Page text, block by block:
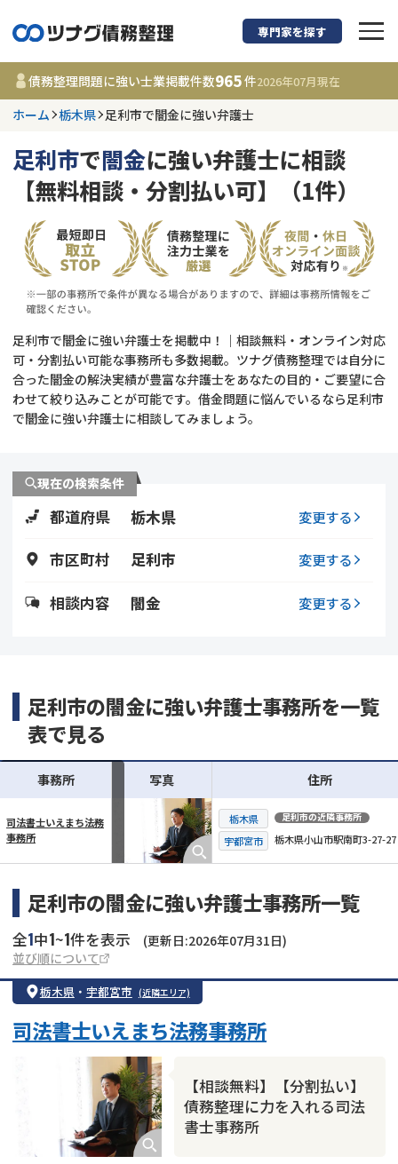
債務整理に強い弁
事務所 965
件
更新日 : 2026年07月31日
相談内容で探す
借金返済相談・交渉
任意整理
時効援用
会社破産・法人破産
費用相場
コラム
債務整理
個人再生（民事再生）
専門家を探す
債務整理問題に強い士業掲載件数965件2026年07月現在
ホーム 栃木県 足利市で闇金に強い弁護士
足利市で闇金に強い弁護士に相談
【無料相談・分割払い可】（1件）
足利市で闇金に強い弁護士を掲載中！｜相談無料・オンライン対応
可・分割払い可能な事務所も多数掲載。ツナグ債務整理では自分に
合った闇金の解決実績が豊富な弁護士をあなたの目的・ご要望に合
わせて絞り込みことが可能です。借金問題に悩んでいるなら足利市
で闇金に強い弁護士に相談してみましょう。
現在の検索条件
都道府県 栃木県 変更する
市区町村 足利市 変更する
相談内容 闇金 変更する
足利市の闇金に強い弁護士事務所を一覧
表で見る
横スクロール可能
事務所 写真 住所
司法書士いえまち法務
事務所
栃木県
宇都宮市
足利市の近隣事務所
栃木県小山市駅南町3-27-27
足利市の闇金に強い弁護士事務所一覧
全1中1~1件を表示
(更新日:2026年07月31日)
並び順について
栃木県 ・ 宇都宮市 (近隣エリア)
【相談無料】【分割払い】
債務整理に力を入れる司法
書士事務所
司法書士いえまち法務事務所